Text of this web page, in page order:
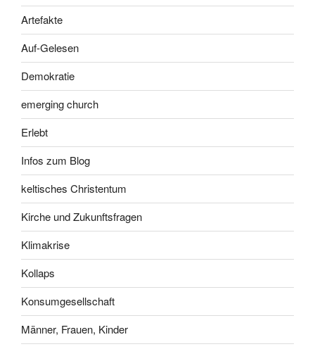
Artefakte
Auf-Gelesen
Demokratie
emerging church
Erlebt
Infos zum Blog
keltisches Christentum
Kirche und Zukunftsfragen
Klimakrise
Kollaps
Konsumgesellschaft
Männer, Frauen, Kinder